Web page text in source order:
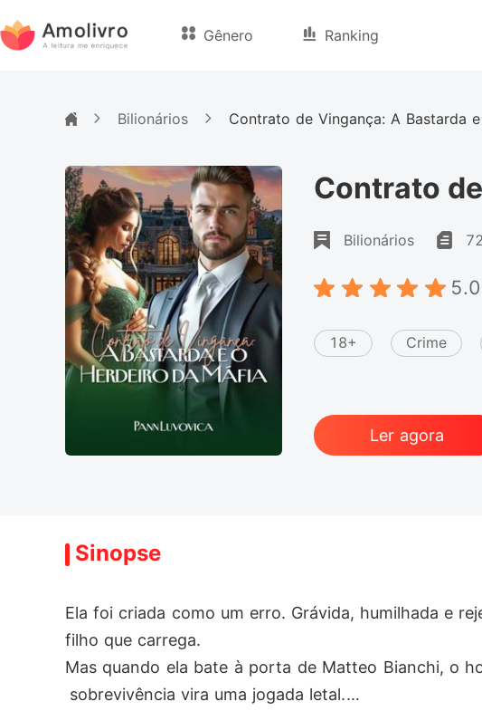
Gênero Ranking
Bilionários Contrato de Vingança: A Bastarda
Contrato
Bilionários
5.0
18+ Crime
Ler agora
Sinopse
Ela foi criada como um erro. Grávida, humilhada e
filho que carrega.
Mas quando ela bate à porta de Matteo Bianchi, o
sobrevivência vira uma jogada letal.